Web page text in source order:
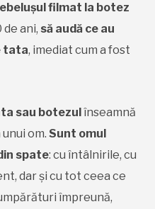
filmat la botez
ani, să audă ce au
tata, imediat cum a fost
sau botezulînseamnă
om. Sunt omul
spate: cu întâlnirile, cu
dar și cu tot ceea ce
împreună,